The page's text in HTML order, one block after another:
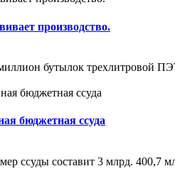
производство.
бутылок трехлитровой
бюджетная ссуда
ссуды составит 3 млрд. 400,7